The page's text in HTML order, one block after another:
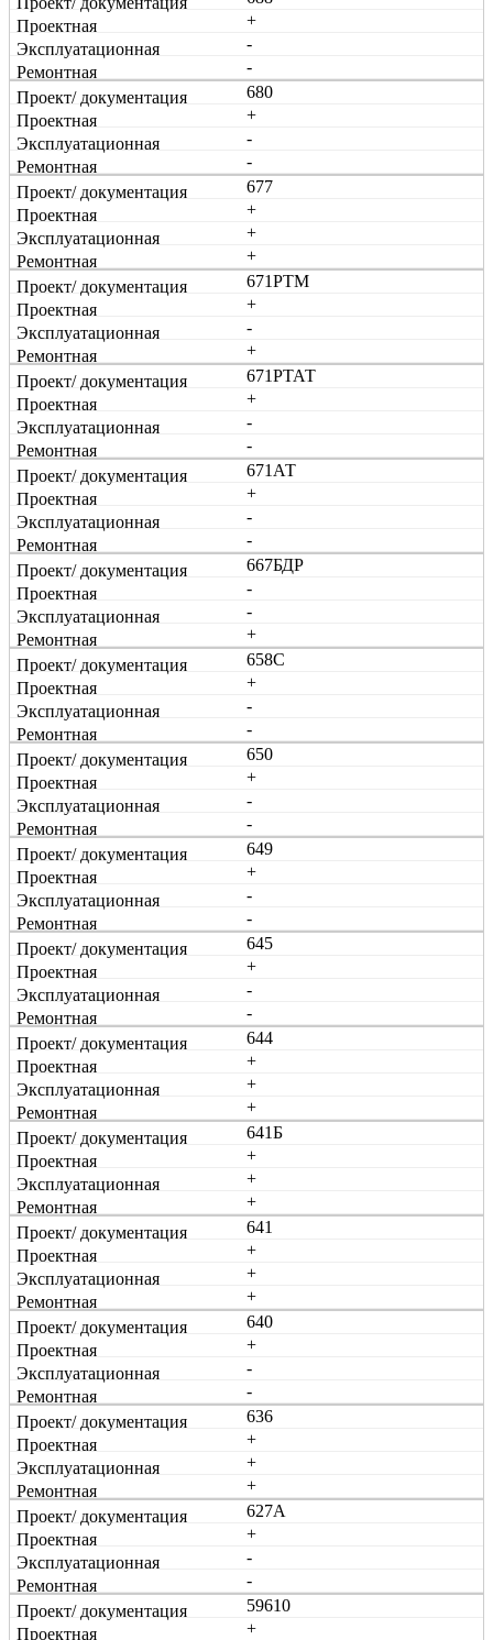
+
-
-
680
+
-
-
677
+
+
+
671РТМ
+
-
+
671РТАТ
+
-
-
671АТ
+
-
-
667БДР
-
-
+
658С
+
-
-
650
+
-
-
649
+
-
-
645
+
-
-
644
+
+
+
641Б
+
+
+
641
+
+
+
640
+
-
-
636
+
+
+
627А
+
-
-
59610
+